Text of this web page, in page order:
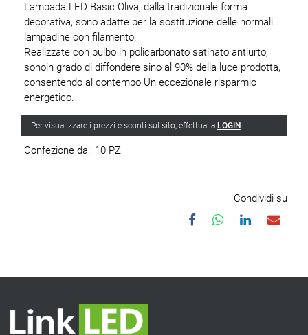
Lampada LED Basic Oliva, dalla tradizionale forma
decorativa, sono adatte per la sostituzione delle normali
lampadine con filamento.
Realizzate con bulbo in policarbonato satinato antiurto,
sonoin grado di diffondere sino al 90% della luce prodotta,
consentendo al contempo Un eccezionale risparmio
energetico.
Per visualizzare i prezzi e sconti sul sito, effettua la LOGIN
Confezione da: 10 PZ
Condividi su